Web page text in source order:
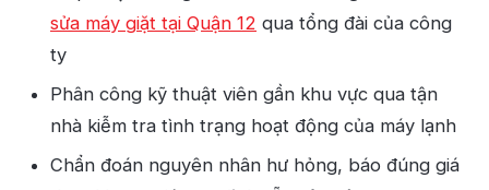
sửa máy giặt tại Quận 12 qua tổng đài của công
ty
Phân công kỹ thuật viên gần khu vực qua tận
nhà kiễm tra tình trạng hoạt động của máy lạnh
Chẩn đoán nguyên nhân hư hỏng, báo đúng giá